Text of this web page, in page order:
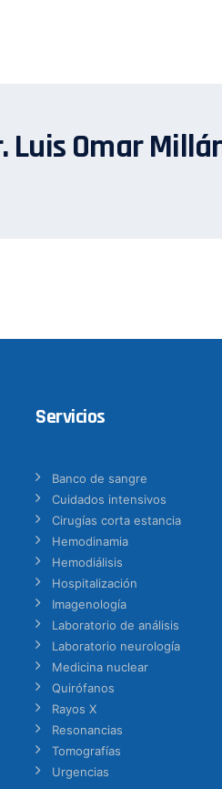
Luis Omar
Servicios
Banco de sangre
Cuidados intensivos
Cirugías corta estancia
Hemodinamia
Hemodiálisis
Hospitalización
Imagenología
Laboratorio de análisis
Laboratorio neurología
Medicina nuclear
Quirófanos
Rayos X
Resonancias
Tomografías
Urgencias